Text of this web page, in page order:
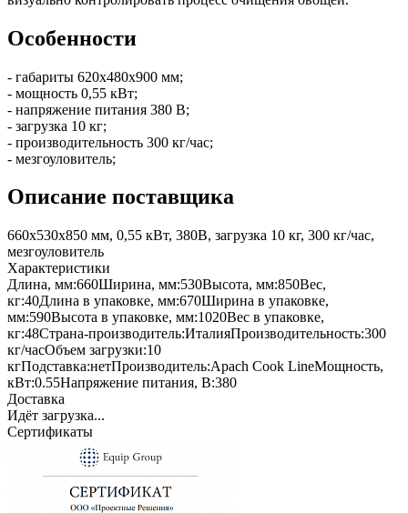
Особенности
- габариты 620х480х900 мм;
- мощность 0,55 кВт;
- напряжение питания 380 В;
- загрузка 10 кг;
- производительность 300 кг/час;
- мезгоуловитель;
Описание поставщика
660х530х850 мм, 0,55 кВт, 380В, загрузка 10 кг, 300 кг/час,
мезгоуловитель
Характеристики
Длина, мм:660Ширина, мм:530Высота, мм:850Вес,
кг:40Длина в упаковке, мм:670Ширина в упаковке,
мм:590Высота в упаковке, мм:1020Вес в упаковке,
кг:48Страна-производитель:ИталияПроизводительность:300
кг/часОбъем загрузки:10
кгПодставка:нетПроизводитель:Apach Cook LineМощность,
кВт:0.55Напряжение питания, В:380
Доставка
Идёт загрузка...
Сертификаты